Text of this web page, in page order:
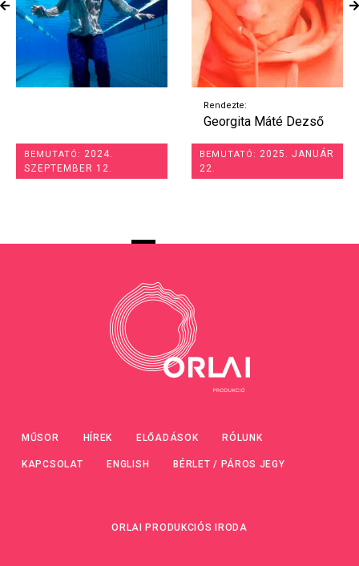
BEMUTATÓ: 2024.
SZEPTEMBER 12.
Rendezte:
Georgita Máté Dezső
BEMUTATÓ: 2025. JANUÁR
22.
MŰSOR HÍREK ELŐADÁSOK RÓLUNK
KAPCSOLAT ENGLISH BÉRLET / PÁROS JEGY
ORLAI PRODUKCIÓS IRODA